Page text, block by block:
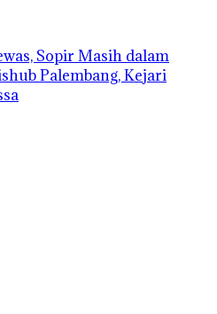
Sopir Masih dalam
Palembang, Kejari